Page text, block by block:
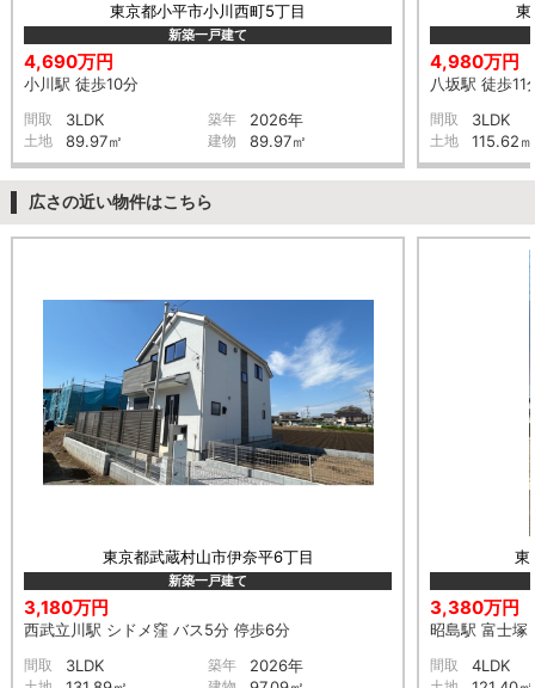
東京都小平市小川西町5丁目
新築一戸建て
4,690万円
小川駅 徒歩10分
間取 3LDK 築年 2026年
土地 89.97㎡ 建物 89.97㎡
東
4,980万円
八坂駅 徒歩11
間取 3LDK
土地 115.62㎡
広さの近い物件はこちら
東京都武蔵村山市伊奈平6丁目
新築一戸建て
3,180万円
西武立川駅 シドメ窪 バス5分 停歩6分
間取 3LDK 築年 2026年
東
3,380万円
昭島駅 富士塚
間取 4LDK